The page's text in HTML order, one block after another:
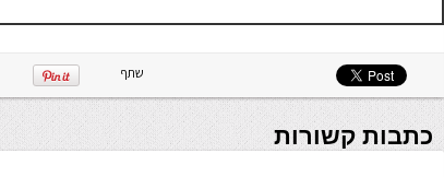
שתף
כתבות קשורות